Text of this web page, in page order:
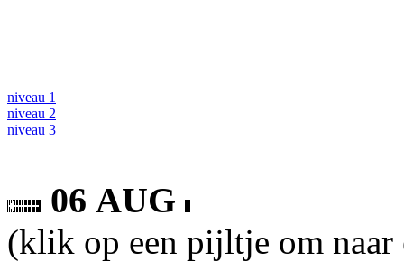
niveau 1
niveau 2
niveau 3
06 AUG
(klik op een pijltje om naar